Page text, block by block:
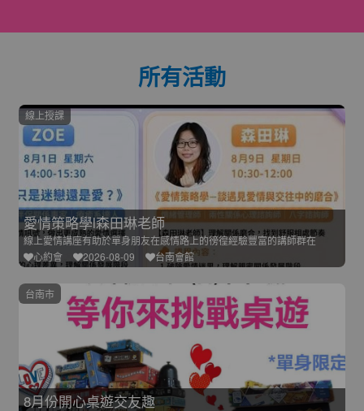
所有活動
愛情策略學l森田琳老師
線上愛情講座有助於單身朋友在感情路上的徬徨經驗豐富的講師群在
心約會
2026-08-09 台南會館
線上授課
8月份開心桌遊交友趣
台南市